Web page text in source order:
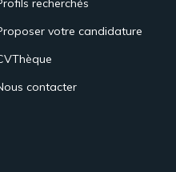
recherchés
votre candidature
contacter